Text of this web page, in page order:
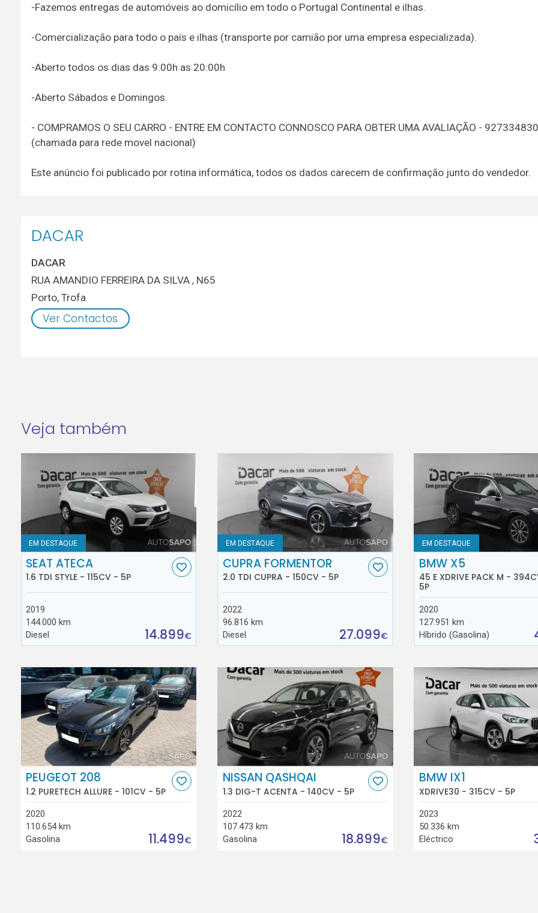
-Fazemos entregas de automóveis ao domicílio em todo o Portugal Continental e ilhas.
-Comercialização para todo o país e ilhas (transporte por camião por uma empresa especializada).
-Aberto todos os dias das 9:00h as 20:00h
-Aberto Sábados e Domingos.
- COMPRAMOS O SEU CARRO - ENTRE EM CONTACTO CONNOSCO PARA OBTER UMA AVALIAÇÃO - 927334830
(chamada para rede movel nacional)
Este anúncio foi publicado por rotina informática, todos os dados carecem de confirmação junto do vendedor.
DACAR
DACAR
RUA AMANDIO FERREIRA DA SILVA , N65
Porto, Trofa
Ver Contactos
Veja também
EM DESTAQUE
SEAT ATECA
1.6 TDI STYLE - 115CV - 5P
2019
144.000 km
Diesel
14.899€
EM DESTAQUE
CUPRA FORMENTOR
2.0 TDI CUPRA - 150CV - 5P
2022
96.816 km
Diesel
27.099€
EM DESTAQUE
BMW X5
45 E XDRIVE PACK M -
5P
2020
127.951 km
Híbrido (Gasolina)
PEUGEOT 208
1.2 PURETECH ALLURE - 101CV - 5P
2020
110.654 km
Gasolina
11.499€
NISSAN QASHQAI
1.3 DIG-T ACENTA - 140CV - 5P
2022
107.473 km
Gasolina
18.899€
BMW IX1
XDRIVE30 - 315CV - 5P
2023
50.336 km
Eléctrico